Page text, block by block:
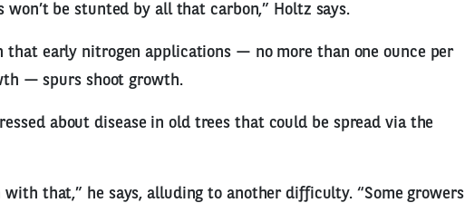
be stunted by all that carbon,” Holtz says.
that early nitrogen applications — no more than one ounce per
— spurs shoot growth.
about disease in old trees that could be spread via the
with that,” he says, alluding to another difficulty. “Some growers